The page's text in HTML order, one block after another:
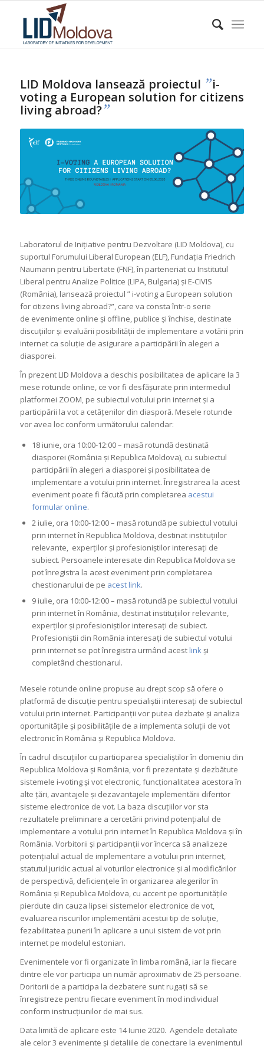
LID Moldova lansează proiectul ”i-
voting a European solution for citizens
living abroad?”
Laboratorul de Inițiative pentru Dezvoltare (LID Moldova), cu
suportul Forumului Liberal European (ELF), Fundația Friedrich
Naumann pentru Libertate (FNF), în parteneriat cu Institutul
Liberal pentru Analize Politice (LIPA, Bulgaria) și E-CIVIS
(România), lansează proiectul ” i-voting a European solution
for citizens living abroad?”, care va consta într-o serie
de evenimente online și offline, publice și închise, destinate
discuțiilor și evaluării posibilității de implementare a votării prin
internet ca soluție de asigurare a participării în alegeri a
diasporei.
În prezent LID Moldova a deschis posibilitatea de aplicare la 3
mese rotunde online, ce vor fi desfășurate prin intermediul
platformei ZOOM, pe subiectul votului prin internet și a
participării la vot a cetățenilor din diasporă. Mesele rotunde
vor avea loc conform următorului calendar:
18 iunie, ora 10:00-12:00 – masă rotundă destinată
diasporei (România și Republica Moldova), cu subiectul
participării în alegeri a diasporei și posibilitatea de
implementare a votului prin internet. Înregistrarea la acest
eveniment poate fi făcută prin completarea acestui
formular online.
2 iulie, ora 10:00-12:00 – masă rotundă pe subiectul votului
prin internet în Republica Moldova, destinat instituțiilor
relevante, experților și profesioniștilor interesați de
subiect. Persoanele interesate din Republica Moldova se
pot înregistra la acest eveniment prin completarea
chestionarului de pe acest link.
9 iulie, ora 10:00-12:00 – masă rotundă pe subiectul votului
prin internet în România, destinat instituțiilor relevante,
experților și profesioniștilor interesați de subiect.
Profesioniștii din România interesați de subiectul votului
prin internet se pot înregistra urmând acest linkși
completând chestionarul.
Mesele rotunde online propuse au drept scop să ofere o
platformă de discuție pentru specialiștii interesați de subiectul
votului prin internet. Participanții vor putea dezbate și analiza
oportunitățile și posibilitățile de a implementa soluții de vot
electronic în România și Republica Moldova.
În cadrul discuțiilor cu participarea specialiștilor în domeniu din
Republica Moldova și România, vor fi prezentate și dezbătute
sistemele i-voting și vot electronic, funcționalitatea acestora în
alte țări, avantajele și dezavantajele implementării diferitor
sisteme electronice de vot. La baza discuțiilor vor sta
rezultatele preliminare a cercetării privind potențialul de
implementare a votului prin internet în Republica Moldova și în
România. Vorbitorii și participanții vor încerca să analizeze
potențialul actual de implementare a votului prin internet,
statutul juridic actual al voturilor electronice și al modificărilor
de perspectivă, deficiențele în organizarea alegerilor în
România și Republica Moldova, cu accent pe oportunitățile
pierdute din cauza lipsei sistemelor electronice de vot,
evaluarea riscurilor implementării acestui tip de soluție,
fezabilitatea punerii în aplicare a unui sistem de vot prin
internet pe modelul estonian.
Evenimentele vor fi organizate în limba română, iar la fiecare
dintre ele vor participa un număr aproximativ de 25 persoane.
Doritorii de a participa la dezbatere sunt rugați să se
înregistreze pentru fiecare eveniment în mod individual
conform instrucțiunilor de mai sus.
Data limită de aplicare este 14 Iunie 2020. Agendele detaliate
ale celor 3 evenimente și detaliile de conectare la evenimentul